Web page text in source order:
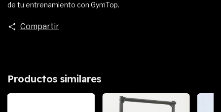
de tu entrenamiento con GymTop.
Compartir
Productos similares